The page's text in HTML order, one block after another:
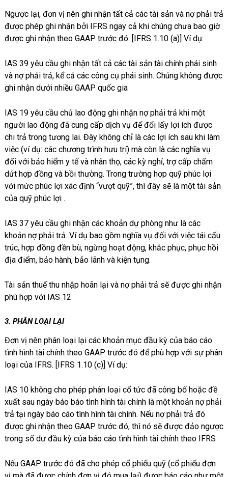
Ngược lại, đơn vị nên ghi nhận tất cả các tài sản và nợ phải trả
được phép ghi nhận bởi IFRS ngay cả khi chúng chưa bao giờ
được ghi nhận theo GAAP trước đó. [IFRS 1.10 (a)] Ví dụ:
IAS 39 yêu cầu ghi nhận tất cả các tài sản tài chính phái sinh
và nợ phải trả, kể cả các công cụ phái sinh. Chúng không được
ghi nhận dưới nhiều GAAP quốc gia
IAS 19 yêu cầu chủ lao động ghi nhận nợ phải trả khi một
người lao động đã cung cấp dịch vụ để đổi lấy lợi ích được
chi trả trong tương lai. Đây không chỉ là các lợi ích sau khi làm
việc (ví dụ: các chương trình hưu trí) mà còn là các nghĩa vụ
đối với bảo hiểm y tế và nhân thọ, các kỳ nghỉ, trợ cấp chấm
dứt hợp đồng và bồi thường. Trong trường hợp quỹ phúc lợi
với mức phúc lợi xác định “vượt quỹ”, thì đây sẽ là một tài sản
của quỹ phúc lợi .
IAS 37 yêu cầu ghi nhận các khoản dự phòng như là các
khoản nợ phải trả. Ví dụ bao gồm nghĩa vụ đối với việc tái cấu
trúc, hợp đồng đền bù, ngừng hoạt động, khắc phục, phục hồi
địa điểm, bảo hành, bảo lãnh và kiện tụng.
Tài sản thuế thu nhập hoãn lại và nợ phải trả sẽ được ghi nhận
phù hợp với IAS 12
3. PHÂN LOẠI LẠI
Đơn vị nên phân loại lại các khoản mục đầu kỳ của báo cáo
tình hình tài chính theo GAAP trước đó để phù hợp với sự phân
loại của IFRS. [IFRS 1.10 (c)] Ví dụ:
IAS 10 không cho phép phân loại cổ tức đã công bố hoặc đề
xuất sau ngày báo báo tình hình tài chính là một khoản nợ phải
trả tại ngày báo cáo tình hình tài chính. Nếu nợ phải trả đó
được ghi nhận theo GAAP trước đó, thì nó sẽ được đảo ngược
trong số dư đầu kỳ của báo cáo tình hình tài chính theo IFRS
Nếu GAAP trước đó đã cho phép cổ phiếu quỹ (cổ phiếu đơn